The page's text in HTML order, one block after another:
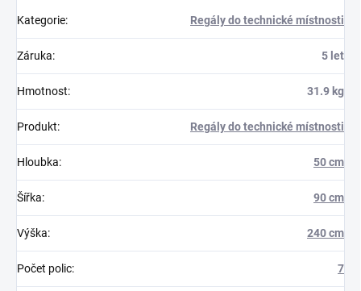
Kategorie: Regály do technické místnosti
Záruka: 5 let
Hmotnost: 31.9 kg
Produkt: Regály do technické místnosti
Hloubka: 50 cm
Šířka: 90 cm
Výška: 240 cm
Počet polic: 7